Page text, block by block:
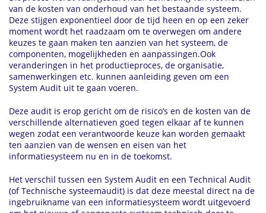
van de kosten van onderhoud van het bestaande systeem.
Deze stijgen exponentieel door de tijd heen en op een zeker
moment wordt het raadzaam om te overwegen om andere
keuzes te gaan maken ten aanzien van het systeem, de
componenten, mogelijkheden en aanpassingen.Ook
veranderingen in het productieproces, de organisatie,
samenwerkingen etc. kunnen aanleiding geven om een
System Audit uit te gaan voeren.
Deze audit is erop gericht om de risico’s en de kosten van de
verschillende alternatieven goed tegen elkaar af te kunnen
wegen zodat een verantwoorde keuze kan worden gemaakt
ten aanzien van de wensen en eisen van het
informatiesysteem nu en in de toekomst.
Het verschil tussen een System Audit en een Technical Audit
(of Technische systeemaudit) is dat deze meestal direct na de
ingebruikname van een informatiesysteem wordt uitgevoerd